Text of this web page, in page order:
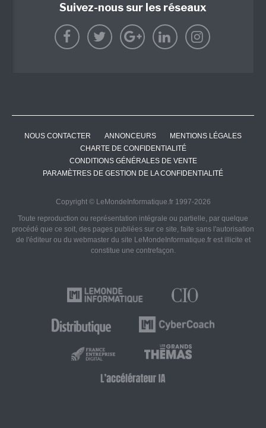
Suivez-nous sur les réseaux
NOUS CONTACTER ANNONCEURS
MENTIONS LÉGALES
CHARTE DE CONFIDENTIALITÉ
CONDITIONS GÉNÉRALES DE VENTE
PARAMÈTRES DE GESTION DE LA CONFIDENTIALITÉ
Copyright © LeMondeInformatique.fr 1997-2026
Toute reproduction ou représentation intégrale ou partielle, par quelque
procédé que ce soit, des pages publiées sur ce site, faite sans l'autorisation
de l'éditeur ou du webmaster du site LeMondeInformatique.fr est illicite et
constitue une contrefaçon.